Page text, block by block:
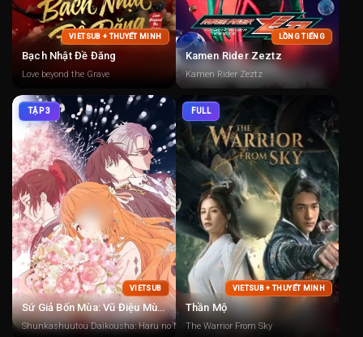
VIETSUB + THUYẾT MINH
Bạch Nhật Đề Đăng
Love beyond the Grave
LỒNG TIẾNG
Kamen Rider Zeztz
Kamen Rider Zeztz
TẬP 3
VIETSUB
Sứ Giả Bốn Mùa: Vũ Điệu Mùa Xuân
Shunkashuutou Daikousha: Haru no Mai, Agents of the Four Seasons, Agents of the
FULL
VIETSUB + THUYẾT MINH
Thần Mộ
The Warrior From Sky